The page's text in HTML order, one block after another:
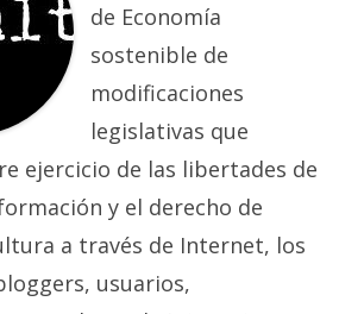
de Economía
sostenible de
modificaciones
legislativas que
ejercicio de las libertades de
y el derecho de
a través de Internet, los
usuarios,